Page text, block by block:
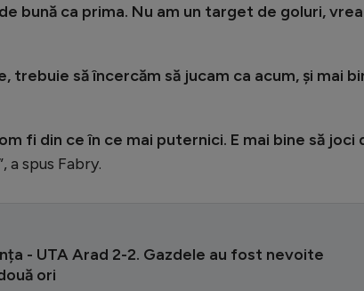
bună ca prima. Nu am un target de goluri,
trebuie să încercăm să jucam ca acum, și mai
fi din ce în ce mai puternici. E mai bine să joci
a spus Fabry.
- UTA Arad 2-2. Gazdele au fost nevoite
ori